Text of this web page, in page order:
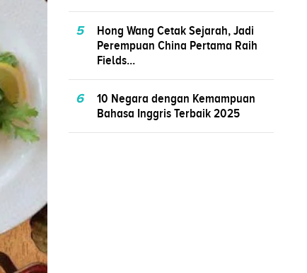
5
Hong Wang Cetak Sejarah, Jadi
Perempuan China Pertama Raih
Fields...
6
10 Negara dengan Kemampuan
Bahasa Inggris Terbaik 2025